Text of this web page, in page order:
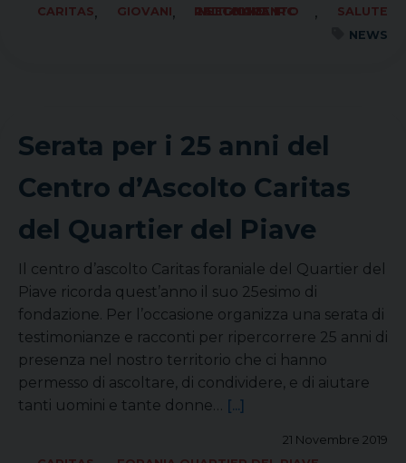
CARITAS, GIOVANI, INSEGNAMENTO RELIGIONE CATTOLICA IRC ,
SALUTE
NEWS
Serata per i 25 anni del
Centro d’Ascolto Caritas
del Quartier del Piave
Il centro d’ascolto Caritas foraniale del Quartier del
Piave ricorda quest’anno il suo 25esimo di
fondazione. Per l’occasione organizza una serata di
testimonianze e racconti per ripercorrere 25 anni di
presenza nel nostro territorio che ci hanno
permesso di ascoltare, di condividere, e di aiutare
tanti uomini e tante donne… [...]
21 Novembre 2019